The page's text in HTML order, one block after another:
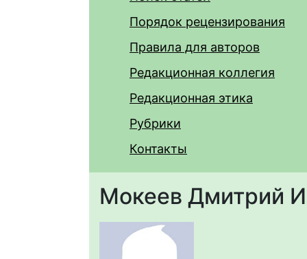
Порядок рецензирования
Правила для авторов
Редакционная коллегия
Редакционная этика
Рубрики
Контакты
Мокеев Дмитрий